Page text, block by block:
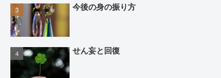
今後の身の振り方
せん妄と回復